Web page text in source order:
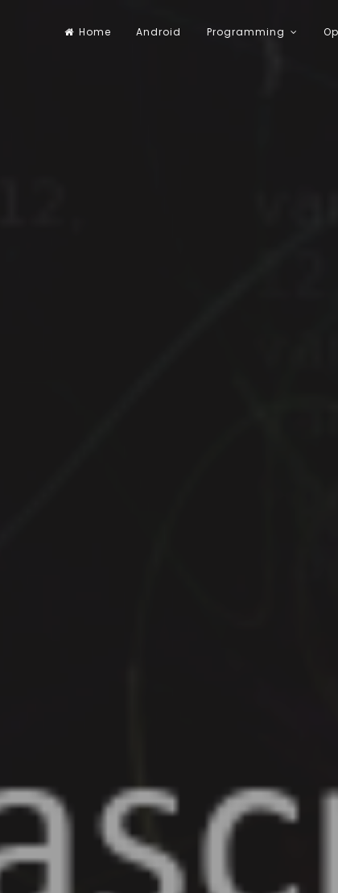
Home Android Programming